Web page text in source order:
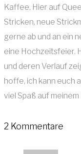
Kaffee. Hier auf
Stricken, neue
gerne ab und an ein
eine Hochzeitsfeier.
und deren Verlauf
hoffe, ich kann euch
viel Spaß auf meinem
2 Kommentare